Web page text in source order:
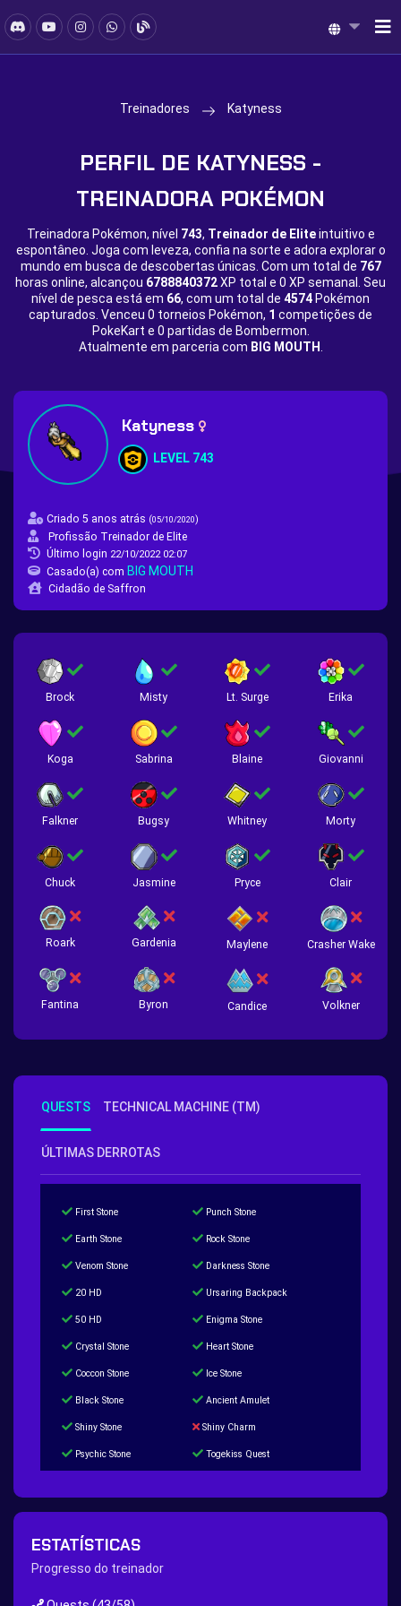
Treinadores Katyness
PERFIL DE KATYNESS -
TREINADORA POKÉMON
Treinadora Pokémon, nível 743, Treinador de Eliteintuitivo e
espontâneo. Joga com leveza, confia na sorte e adora explorar o
mundo em busca de descobertas únicas. Com um total de 767
horas online, alcançou 6788840372XP total e 0 XP semanal. Seu
nível de pesca está em 66, com um total de 4574 Pokémon
capturados. Venceu 0 torneios Pokémon, 1 competições de
PokeKart e 0 partidas de Bombermon.
Atualmente em parceria com BIG MOUTH
Katyness
LEVEL 743
Criado 5 anos atrás (05/10/2020)
Profissão Treinador de Elite
Último login 22/10/2022 02:07
Casado(a) com BIG MOUTH
Cidadão de Saffron
Brock Misty Lt. Surge Erika
Koga Sabrina Blaine Giovanni
Falkner Bugsy Whitney Morty
Chuck Jasmine Pryce Clair
Roark Gardenia Maylene Crasher Wake
Fantina Byron Candice Volkner
QUESTS TECHNICAL MACHINE (TM)
ÚLTIMAS DERROTAS
First Stone Punch Stone
Earth Stone Rock Stone
Venom Stone Darkness Stone
20 HD Ursaring Backpack
50 HD Enigma Stone
Crystal Stone Heart Stone
Coccon Stone Ice Stone
Black Stone Ancient Amulet
Shiny Stone Shiny Charm
Psychic Stone Togekiss Quest
200 Great Ball Quest
Hippie Outfit Quest
ESTATÍSTICAS
Progresso do treinador